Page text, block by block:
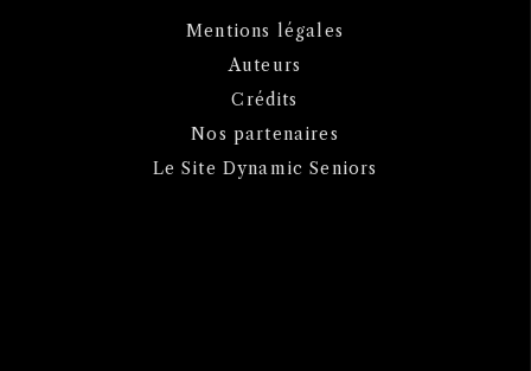
Mentions légales
Auteurs
Crédits
Nos partenaires
Le Site Dynamic Seniors